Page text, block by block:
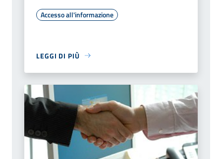
Accesso all'informazione
LEGGI DI PIÙ